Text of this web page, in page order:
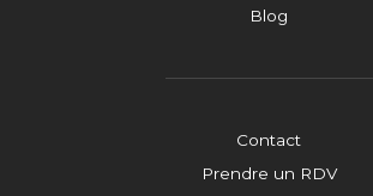
Blog
Contact
Prendre un RDV